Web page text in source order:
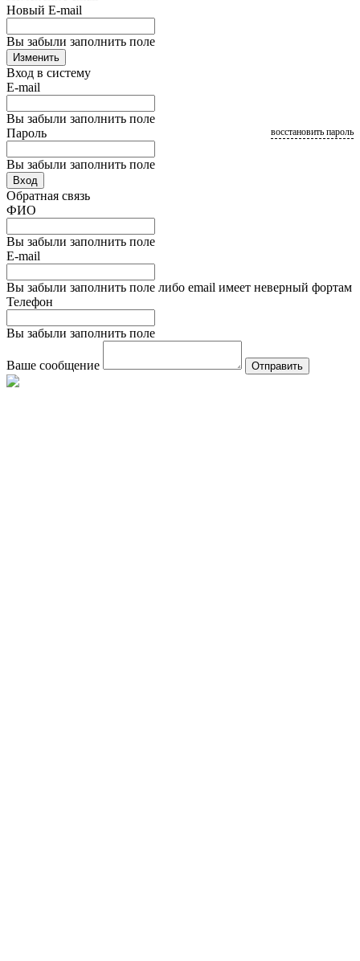
Новый E-mail
Вы забыли заполнить поле
Изменить
Вход в систему
E-mail
Вы забыли заполнить поле
Пароль
Вы забыли заполнить поле
восстановить пароль
Вход
Обратная связь
ФИО
Вы забыли заполнить поле
E-mail
Вы забыли заполнить поле либо email имеет неверный фортам
Телефон
Вы забыли заполнить поле
Ваше сообщение Отправить